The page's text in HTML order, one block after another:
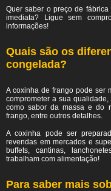
Quer saber o preço de
imediata? Ligue sem
informações!
Quais são os
congelada?
A coxinha de frango pode ser
comprometer a sua
como sabor da massa e do
frango, entre outros detalhes.
A coxinha pode ser
revendas em mercados e
buffets, cantinas,
trabalham com alimentação!
Para saber mais